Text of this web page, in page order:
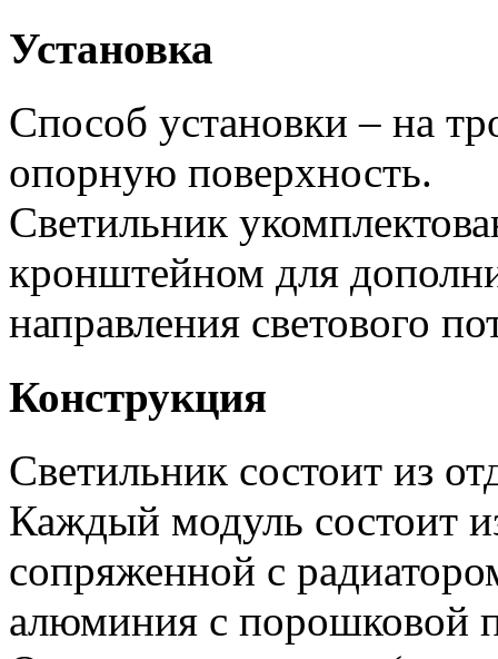
Установка
Способ установки – на
опорную поверхность.
Светильник
кронштейном для
направления светового
Конструкция
Светильник состоит из
Каждый модуль состоит
сопряженной с
алюминия с порошковой